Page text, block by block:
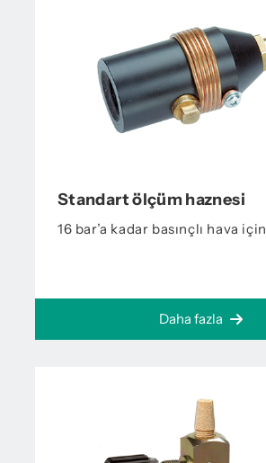
Standart ölçüm haznesi
16 bar’a kadar basınçlı hava için
Daha fazla